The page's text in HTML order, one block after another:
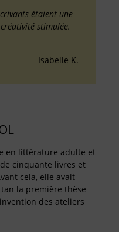
étaient une
stimulée.
Isabelle K.
en littérature adulte et
cinquante livres et
cela, elle avait
la première thèse
des ateliers